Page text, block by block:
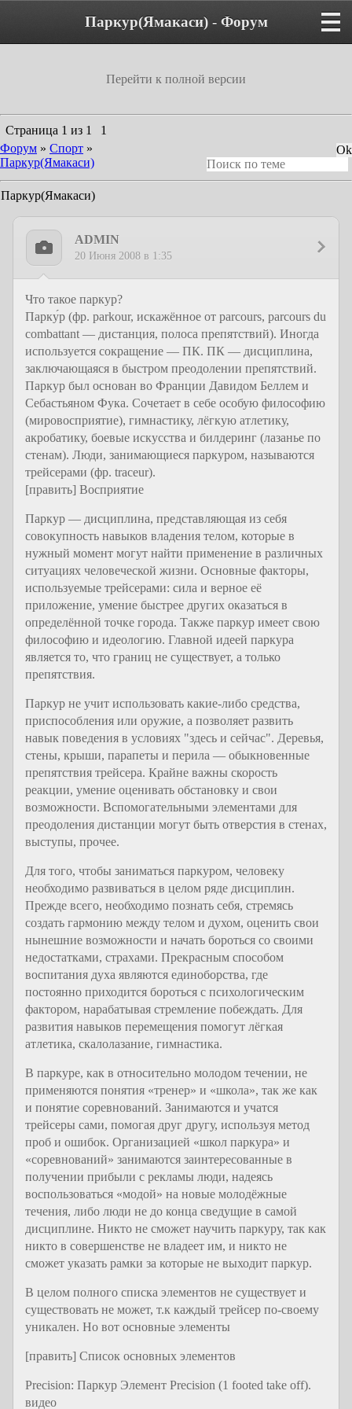
Паркур(Ямакаси) - Форум
Перейти к полной версии
Страница 1 из 1
1
Форум » Спорт »
Паркур(Ямакаси)
Паркур(Ямакаси)
ADMIN
20 Июня 2008 в 1:35
Что такое паркур?
Парку́р (фр. parkour, искажённое от parcours, parcours du
combattant — дистанция, полоса препятствий). Иногда
используется сокращение — ПК. ПК — дисциплина,
заключающаяся в быстром преодолении препятствий.
Паркур был основан во Франции Давидом Беллем и
Себастьяном Фука. Сочетает в себе особую философию
(мировосприятие), гимнастику, лёгкую атлетику,
акробатику, боевые искусства и билдеринг (лазанье по
стенам). Люди, занимающиеся паркуром, называются
трейсерами (фр. traceur).
[править] Восприятие
Паркур — дисциплина, представляющая из себя
совокупность навыков владения телом, которые в
нужный момент могут найти применение в различных
ситуациях человеческой жизни. Основные факторы,
используемые трейсерами: сила и верное её
приложение, умение быстрее других оказаться в
определённой точке города. Также паркур имеет свою
философию и идеологию. Главной идеей паркура
является то, что границ не существует, а только
препятствия.
Паркур не учит использовать какие-либо средства,
приспособления или оружие, а позволяет развить
навык поведения в условиях "здесь и сейчас". Деревья,
стены, крыши, парапеты и перила — обыкновенные
препятствия трейсера. Крайне важны скорость
реакции, умение оценивать обстановку и свои
возможности. Вспомогательными элементами для
преодоления дистанции могут быть отверстия в стенах,
выступы, прочее.
Для того, чтобы заниматься паркуром, человеку
необходимо развиваться в целом ряде дисциплин.
Прежде всего, необходимо познать себя, стремясь
создать гармонию между телом и духом, оценить свои
нынешние возможности и начать бороться со своими
недостатками, страхами. Прекрасным способом
воспитания духа являются единоборства, где
постоянно приходится бороться с психологическим
фактором, нарабатывая стремление побеждать. Для
развития навыков перемещения помогут лёгкая
атлетика, скалолазание, гимнастика.
В паркуре, как в относительно молодом течении, не
применяются понятия «тренер» и «школа», так же как
и понятие соревнований. Занимаются и учатся
трейсеры сами, помогая друг другу, используя метод
проб и ошибок. Организацией «школ паркура» и
«соревнований» занимаются заинтересованные в
получении прибыли с рекламы люди, надеясь
воспользоваться «модой» на новые молодёжные
течения, либо люди не до конца сведущие в самой
дисциплине. Никто не сможет научить паркуру, так как
никто в совершенстве не владеет им, и никто не
сможет указать рамки за которые не выходит паркур.
В целом полного списка элементов не существует и
существовать не может, т.к каждый трейсер по-своему
уникален. Но вот основные элементы
[править] Список основных элементов
Precision: Паркур Элемент Precision (1 footed take off).
видео